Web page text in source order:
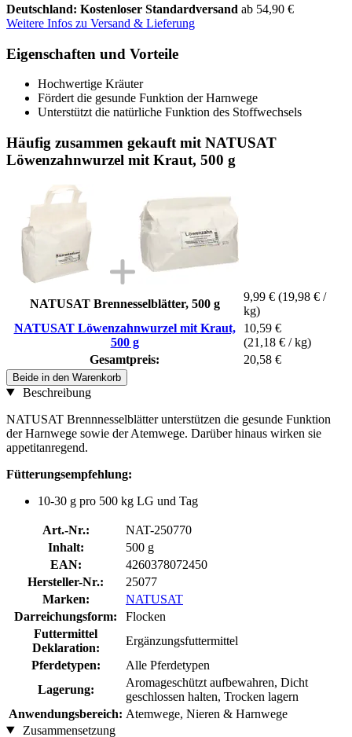
Deutschland: Kostenloser Standardversand ab 54,90 €
Weitere Infos zu Versand & Lieferung
Eigenschaften und Vorteile
Hochwertige Kräuter
Fördert die gesunde Funktion der Harnwege
Unterstützt die natürliche Funktion des Stoffwechsels
Häufig zusammen gekauft mit NATUSAT
Löwenzahnwurzel mit Kraut, 500 g
NATUSAT Brennesselblätter, 500 g
9,99 € (19,98 € /
kg)
NATUSAT Löwenzahnwurzel mit Kraut,
500 g
10,59 €
(21,18 € / kg)
Gesamtpreis:
20,58 €
Beide in den Warenkorb
Beschreibung
NATUSAT Brennnesselblätter unterstützen die gesunde Funktion
der Harnwege sowie der Atemwege. Darüber hinaus wirken sie
appetitanregend.
Fütterungsempfehlung:
10-30 g pro 500 kg LG und Tag
Art.-Nr.:
NAT-250770
Inhalt:
500 g
EAN:
4260378072450
Hersteller-Nr.:
25077
Marken:
NATUSAT
Darreichungsform:
Flocken
Futtermittel
Deklaration:
Ergänzungsfuttermittel
Pferdetypen:
Alle Pferdetypen
Lagerung:
Aromageschützt aufbewahren, Dicht
geschlossen halten, Trocken lagern
Anwendungsbereich: Atemwege, Nieren & Harnwege
Zusammensetzung